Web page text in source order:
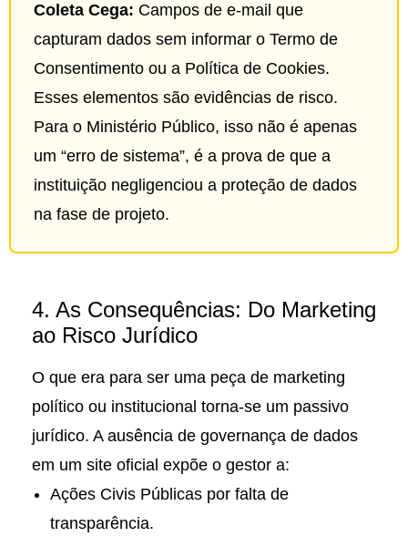
Coleta Cega: Campos de e-mail que
capturam dados sem informar o Termo de
Consentimento ou a Política de Cookies.
Esses elementos são evidências de risco.
Para o Ministério Público, isso não é apenas
um “erro de sistema”, é a prova de que a
instituição negligenciou a proteção de dados
na fase de projeto.
4. As Consequências: Do Marketing
ao Risco Jurídico
O que era para ser uma peça de marketing
político ou institucional torna-se um passivo
jurídico. A ausência de governança de dados
em um site oficial expõe o gestor a:
Ações Civis Públicas por falta de
transparência.